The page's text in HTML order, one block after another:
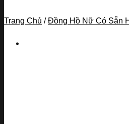
Trang Chủ / Đồng Hồ Nữ Có Sẵn